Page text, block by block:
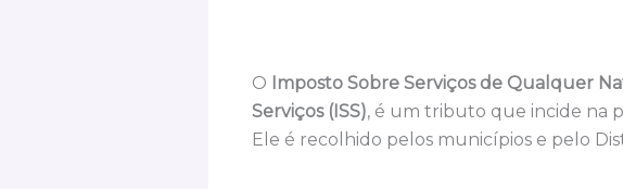
O Imposto Sobre Serviços de Qualquer
Serviços (ISS), é um tributo que incide na
Ele é recolhido pelos municípios e pelo